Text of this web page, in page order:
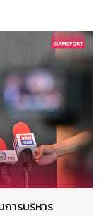
ารบริหาร